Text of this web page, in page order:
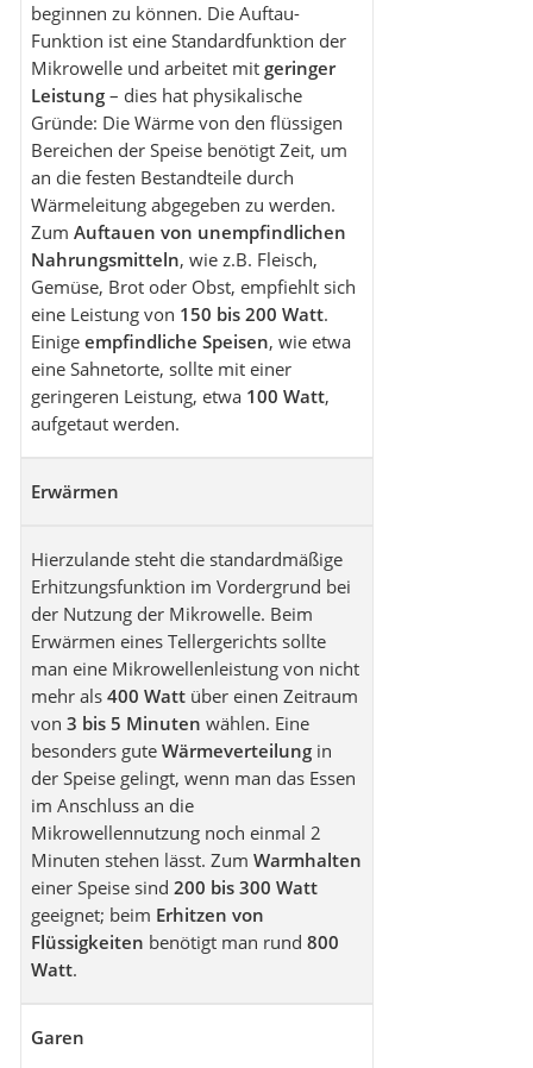
beginnen zu können. Die Auftau-
Funktion ist eine Standardfunktion der
Mikrowelle und arbeitet mit geringer
Leistung – dies hat physikalische
Gründe: Die Wärme von den flüssigen
Bereichen der Speise benötigt Zeit, um
an die festen Bestandteile durch
Wärmeleitung abgegeben zu werden.
Zum Auftauen von unempfindlichen
Nahrungsmitteln, wie z.B. Fleisch,
Gemüse, Brot oder Obst, empfiehlt sich
eine Leistung von 150 bis 200 Watt.
Einige empfindliche Speisen, wie etwa
eine Sahnetorte, sollte mit einer
geringeren Leistung, etwa 100 Watt,
aufgetaut werden.
Erwärmen
Hierzulande steht die standardmäßige
Erhitzungsfunktion im Vordergrund bei
der Nutzung der Mikrowelle. Beim
Erwärmen eines Tellergerichts sollte
man eine Mikrowellenleistung von nicht
mehr als 400 Watt über einen Zeitraum
von 3 bis 5 Minuten wählen. Eine
besonders gute Wärmeverteilung in
der Speise gelingt, wenn man das Essen
im Anschluss an die
Mikrowellennutzung noch einmal 2
Minuten stehen lässt. Zum Warmhalten
einer Speise sind 200 bis 300 Watt
geeignet; beim Erhitzen von
Flüssigkeiten benötigt man rund 800
Watt.
Garen